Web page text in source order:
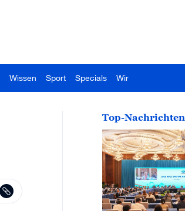
Wissen Sport Specials Wir
Top-Nachrichten